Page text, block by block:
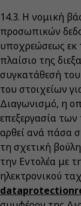
14.3. Η νομική
προσωπικών
υποχρεώσεως εκ
πλαίσιο της
συγκατάθεσή
του στοιχείων
Διαγωνισμό, η
επεξεργασία
αρθεί ανά πάσα
τη σχετική
την Εντολέα με
ηλεκτρονικού